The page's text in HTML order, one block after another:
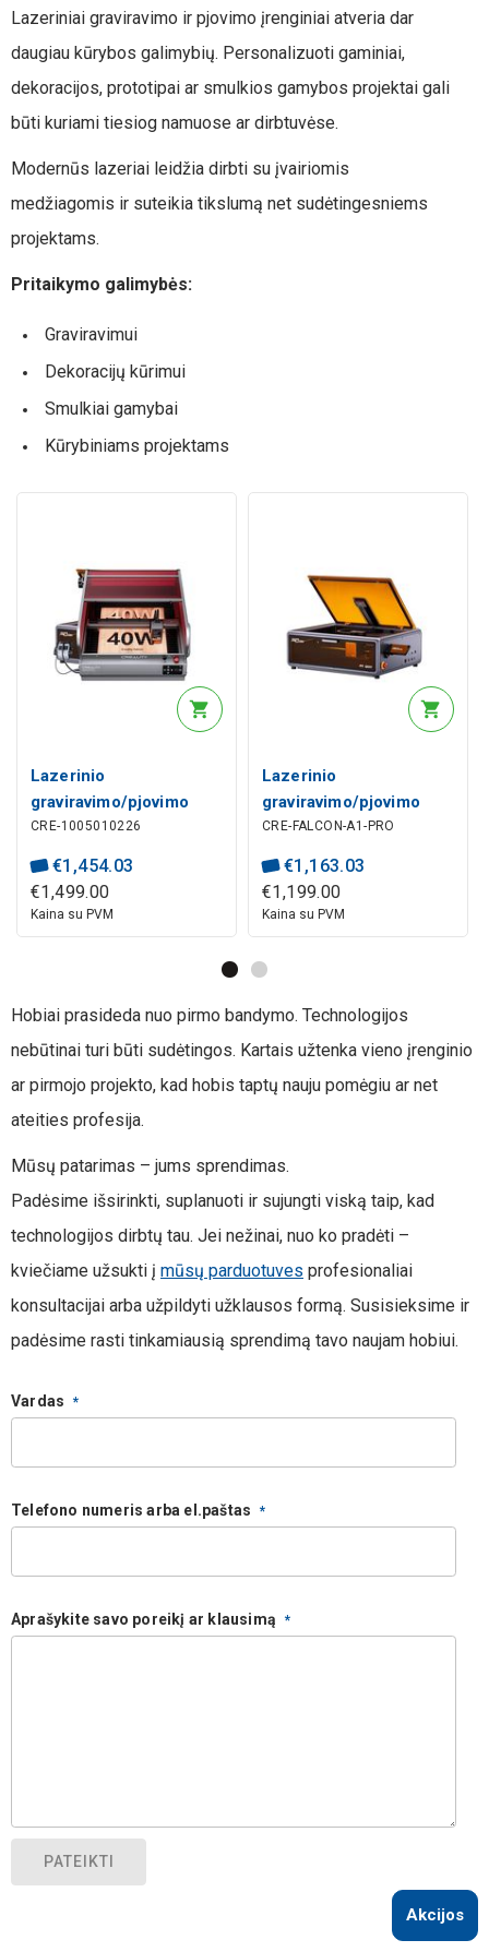
Lazeriniai graviravimo ir pjovimo įrenginiai atveria dar
daugiau kūrybos galimybių. Personalizuoti gaminiai,
dekoracijos, prototipai ar smulkios gamybos projektai gali
būti kuriami tiesiog namuose ar dirbtuvėse.
Modernūs lazeriai leidžia dirbti su įvairiomis
medžiagomis ir suteikia tikslumą net sudėtingesniems
projektams.
Pritaikymo galimybės:
Graviravimui
Dekoracijų kūrimui
Smulkiai gamybai
Kūrybiniams projektams
Lazerinio
graviravimo/pjovimo
įrenginys 40W LED,
400x415mm Falcon2
Pro S CREALITY
CRE-1005010226
€1 ,454.03
€1 ,499.00
Kaina su PVM
Lazerinio
graviravimo/pjovimo
įrenginys 20W LED
lazeris, Falcon A1 PRO
381x305mm CREALITY
CRE-FALCON-A1-PRO
€1 ,163.03
€1 ,199.00
Kaina su PVM
Hobiai prasideda nuo pirmo bandymo. Technologijos
nebūtinai turi būti sudėtingos. Kartais užtenka vieno įrenginio
ar pirmojo projekto, kad hobis taptų nauju pomėgiu ar net
ateities profesija.
Mūsų patarimas – jums sprendimas.
Padėsime išsirinkti, suplanuoti ir sujungti viską taip, kad
technologijos dirbtų tau. Jei nežinai, nuo ko pradėti –
kviečiame užsukti į mūsų parduotuves profesionaliai
konsultacijai arba užpildyti užklausos formą. Susisieksime ir
padėsime rasti tinkamiausią sprendimą tavo naujam hobiui.
Vardas
Telefono numeris arba el.paštas
Aprašykite savo poreikį ar klausimą
PATEIKTI
Akcijos